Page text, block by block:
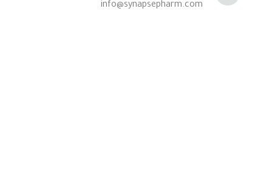
info@synapsepharm.com